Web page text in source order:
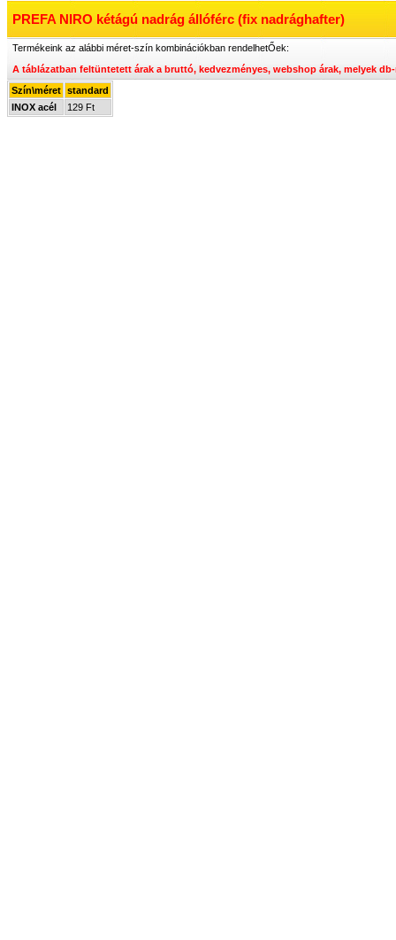
PREFA NIRO kétágú nadrág állóférc (fix nadrághafter)
Termékeink az alábbi méret-szín kombinációkban rendelhetŐek:
A táblázatban feltüntetett árak a bruttó, kedvezményes, webshop árak, melyek
Szín\méret standard
INOX acél
129 Ft